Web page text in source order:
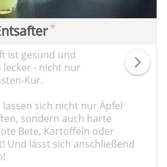
*
ist gesund und
- nicht nur
Kur.
sich nicht nur Äpfel
sondern auch harte
Bete, Kartoffeln oder
Und lässt sich anschließend